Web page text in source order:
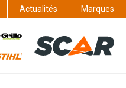
Actualités Marques